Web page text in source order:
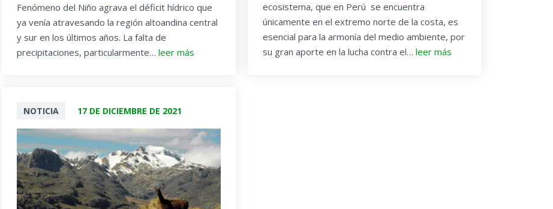
Fenómeno del Niño agrava el déficit hídrico que
ya venía atravesando la región altoandina central
y sur en los últimos años. La falta de
precipitaciones, particularmente… leer más
ecosistema, que en Perú se encuentra
únicamente en el extremo norte de la costa, es
esencial para la armonía del medio ambiente, por
su gran aporte en la lucha contra el… leer más
NOTICIA 17 DE DICIEMBRE DE 2021